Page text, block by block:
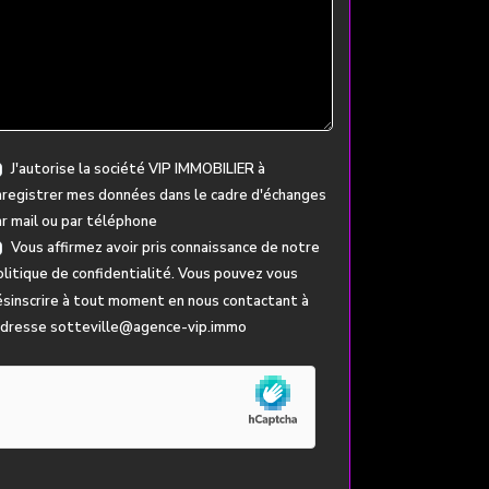
J'autorise la société VIP IMMOBILIER à
mes données dans le cadre d'échanges
mail ou par téléphone
Vous affirmez avoir pris connaissance de notre
de confidentialité. Vous pouvez vous
à tout moment en nous contactant à
sotteville@agence-vip.immo